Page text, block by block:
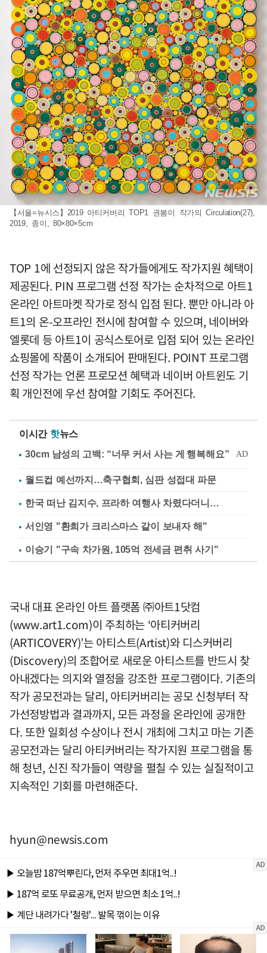
【서울=뉴시스】2019 아티커버리 TOP1 권봄이 작가의 Circulation(27),
2019, 종이, 80×80×5cm
TOP 1에 선정되지 않은 작가들에게도 작가지원 혜택이
제공된다. PIN 프로그램 선정 작가는 순차적으로 아트1
온라인 아트마켓 작가로 정식 입점 된다. 뿐만 아니라 아
트1의 온-오프라인 전시에 참여할 수 있으며, 네이버와
엘롯데 등 아트1이 공식스토어로 입점 되어 있는 온라인
쇼핑몰에 작품이 소개되어 판매된다. POINT 프로그램
선정 작가는 언론 프로모션 혜택과 네이버 아트윈도 기
획 개인전에 우선 참여할 기회도 주어진다.
이시간 핫뉴스
월드컵 예선까지…축구협회, 심판 성접대 파문
한국 떠난 김지수, 프라하 여행사 차렸다더니…
서인영 "환희가 크리스마스 같이 보내자 해"
이승기 "구속 차가원, 105억 전세금 편취 사기"
국내 대표 온라인 아트 플랫폼 ㈜아트1닷컴
(www.art1.com)이 주최하는 ‘아티커버리
(ARTICOVERY)’는 아티스트(Artist)와 디스커버리
(Discovery)의 조합어로 새로운 아티스트를 반드시 찾
아내겠다는 의지와 열정을 강조한 프로그램이다. 기존의
작가 공모전과는 달리, 아티커버리는 공모 신청부터 작
가선정방법과 결과까지, 모든 과정을 온라인에 공개한
다. 또한 일회성 수상이나 전시 개최에 그치고 마는 기존
공모전과는 달리 아티커버리는 작가지원 프로그램을 통
해 청년, 신진 작가들이 역량을 펼칠 수 있는 실질적이고
지속적인 기회를 마련해준다.
hyun@newsis.com